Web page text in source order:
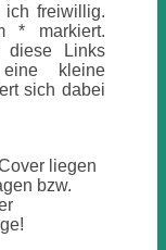
freiwillig.
* markiert.
Links
kleine
sich dabei
liegen
bzw.